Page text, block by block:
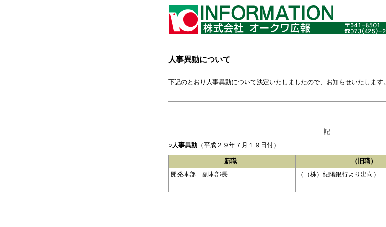
人事異動について
下記のとおり人事異動について決定いたしましたので、お知らせいたします。
記
○人事異動（平成２９年７月１９日付）
新職 （旧職）
開発本部 副本部長
（（株）紀陽銀行より出向）